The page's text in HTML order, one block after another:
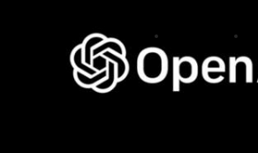
Nishkala Sathivada
ఈ వార్తాకథనం ఏంటి